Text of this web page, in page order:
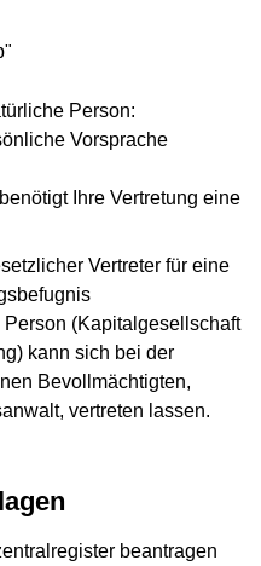
Person:
Vorsprache
Ihre Vertretung eine
Vertreter für eine
(Kapitalgesellschaft
kann sich bei der
Bevollmächtigten,
vertreten lassen.
beantragen